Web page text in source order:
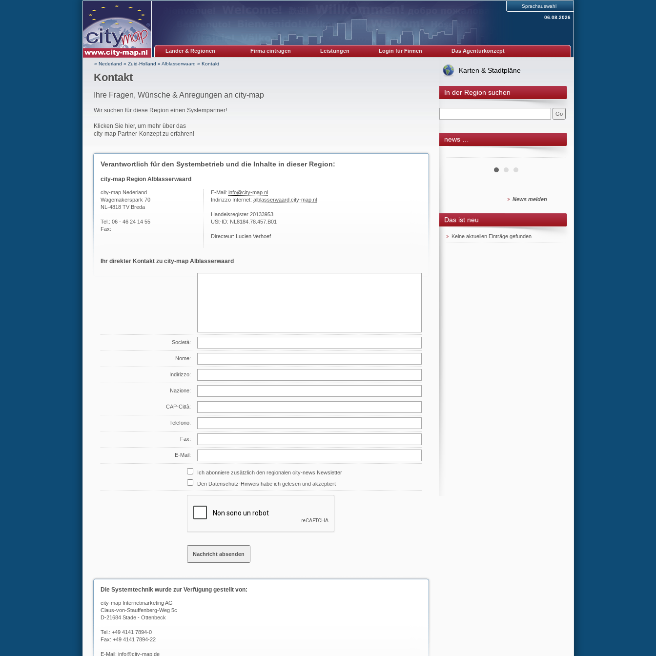
Sprachauswahl
06.08.2026
Länder & Regionen Firma eintragen Leistungen Login für Firmen Das Agenturkonzept
» Nederland » Zuid-Holland » Alblasserwaard » Kontakt
Kontakt
Ihre Fragen, Wünsche & Anregungen an city-map
Wir suchen für diese Region einen Systempartner!
Klicken Sie hier, um mehr über das
city-map Partner-Konzept zu erfahren!
Verantwortlich für den Systembetrieb und die Inhalte in dieser Region:
city-map Region Alblasserwaard
city-map Nederland
Wagemakerspark 70
NL-4818 TV Breda
Tel.: 06 - 46 24 14 55
Fax:
E-Mail:info@city-map.nl
Indirizzo Internet:alblasserwaard.city-map.nl
Handelsregister 20133953
USt-ID: NL8184.78.457.B01
Directeur: Lucien Verhoef
Ihr direkter Kontakt zu city-map Alblasserwaard
Società:
Nome:
Indirizzo:
Nazione:
CAP-Città:
Telefono:
Fax:
E-Mail:
Ich abonniere zusätzlich den regionalen city-news Newsletter
Den Datenschutz-Hinweis habe ich gelesen und akzeptiert
Die Systemtechnik wurde zur Verfügung gestellt von:
city-map Internetmarketing AG
Claus-von-Stauffenberg-Weg 5c
D-21684 Stade - Ottenbeck
Tel.: +49 4141 7894-0
Fax: +49 4141 7894-22
E-Mail: info@city-map.de
Karten & Stadtpläne
In der Region suchen
news …
News melden
Das ist neu
Keine aktuellen Einträge gefunden